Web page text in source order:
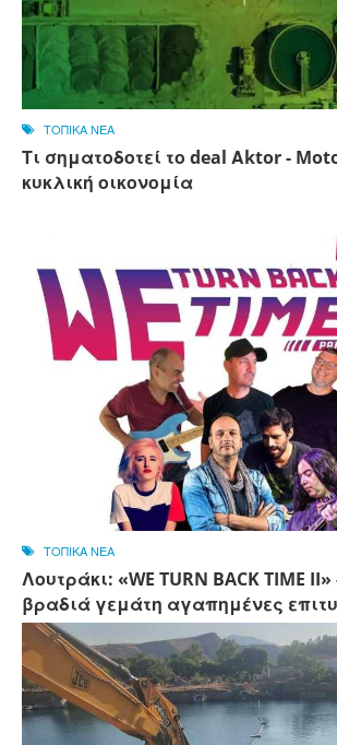
ΤΟΠΙΚΑ ΝΕΑ
Τι σηματοδοτεί το deal Αktor -
κυκλική οικονομία
ΤΟΠΙΚΑ ΝΕΑ
Λουτράκι: «WE TURN BACK TIME
βραδιά γεμάτη αγαπημένες